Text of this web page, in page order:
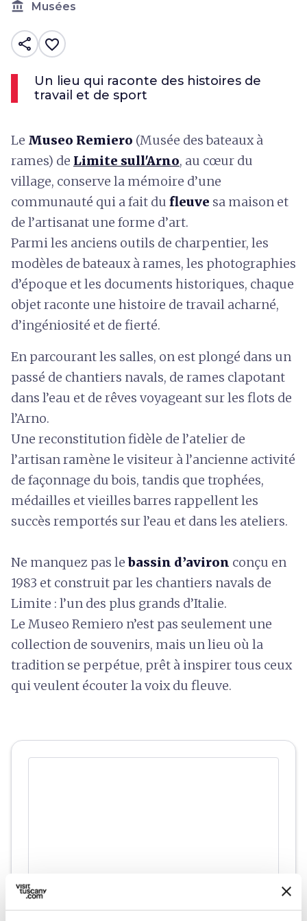
account_balance Musées
share favorite_border
Un lieu qui raconte des histoires de
travail et de sport
Le Museo Remiero (Musée des bateaux à
rames) de Limite sull'Arno, au cœur du
village, conserve la mémoire d’une
communauté qui a fait du fleuve sa maison et
de l’artisanat une forme d’art.
Parmi les anciens outils de charpentier, les
modèles de bateaux à rames, les photographies
d’époque et les documents historiques, chaque
objet raconte une histoire de travail acharné,
d’ingéniosité et de fierté.
En parcourant les salles, on est plongé dans un
passé de chantiers navals, de rames clapotant
dans l’eau et de rêves voyageant sur les flots de
l’Arno.
Une reconstitution fidèle de l’atelier de
l’artisan ramène le visiteur à l’ancienne activité
de façonnage du bois, tandis que trophées,
médailles et vieilles barres rappellent les
succès remportés sur l’eau et dans les ateliers.
Ne manquez pas lebassin d’aviron conçu en
1983 et construit par les chantiers navals de
Limite : l’un des plus grands d’Italie.
Le Museo Remiero n’est pas seulement une
collection de souvenirs, mais un lieu où la
tradition se perpétue, prêt à inspirer tous ceux
qui veulent écouter la voix du fleuve.